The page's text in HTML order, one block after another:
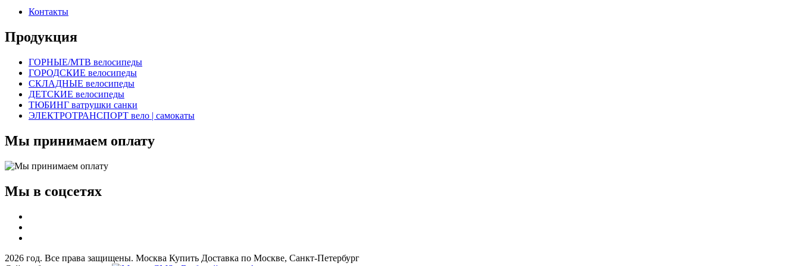
Контакты
Продукция
ГОРНЫЕ/MTB велосипеды
ГОРОДСКИЕ велосипеды
СКЛАДНЫЕ велосипеды
ДЕТСКИЕ велосипеды
ТЮБИНГ ватрушки санки
ЭЛЕКТРОТРАНСПОРТ вело | самокаты
Мы принимаем оплату
Мы в соцсетях
2026 год. Все права защищены. Москва Купить Доставка по Москве, Санкт-Петербург